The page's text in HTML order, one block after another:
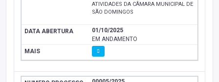
ATIVIDADES DA CÂMARA MUNICIPAL DE
SÃO DOMINGOS
01/10/2025
EM ANDAMENTO